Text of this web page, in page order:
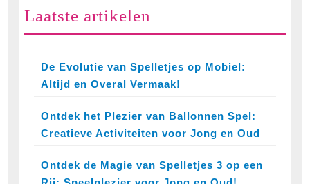
Laatste artikelen
De Evolutie van Spelletjes op Mobiel:
Altijd en Overal Vermaak!
Ontdek het Plezier van Ballonnen Spel:
Creatieve Activiteiten voor Jong en Oud
Ontdek de Magie van Spelletjes 3 op een